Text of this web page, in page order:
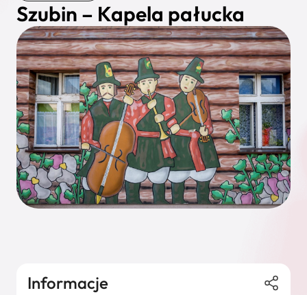
Miasto
Kategoria
Wyszukaj
Szubin – Kapela pałucka
Informacje